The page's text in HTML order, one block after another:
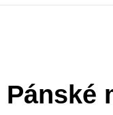
Pánské